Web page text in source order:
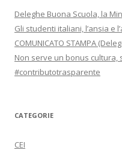
o
n
e
a
r
i
o
Deleghe Buona Scuola, la
Gli studenti italiani, l’ansia e
COMUNICATO STAMPA
Non serve un bonus cultura,
#contributotrasparente
CATEGORIE
CEI